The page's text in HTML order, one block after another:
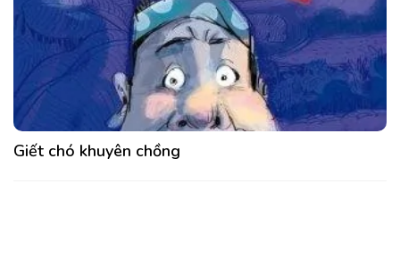
Giết chó khuyên chồng